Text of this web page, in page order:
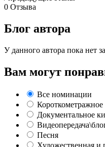
0 Отзыва
Блог автора
У данного автора пока нет
Вам могут
Все номинации
Документальное
Песня
Художественная и